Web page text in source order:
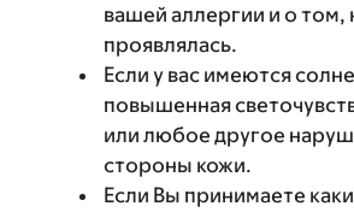
вашей аллергии и о том,
проявлялась.
Если у вас имеются
повышенная
или любое другое
стороны кожи.
Если Вы принимаете